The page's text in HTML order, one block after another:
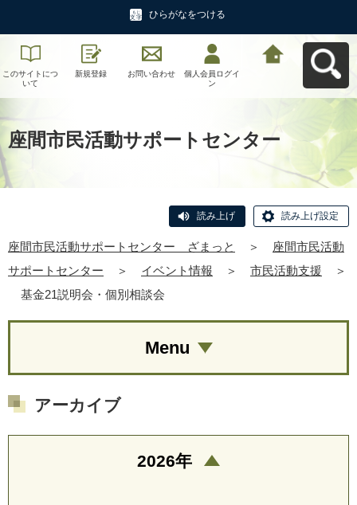
ひらがなをつける
このサイトにつ
いて
新規登録 お問い合わせ
個人会員ログイ
ン
座間市民活動サポートセンター
読み上げ 読み上げ設定
座間市民活動サポートセンター ざまっと ＞
座間市民活動
サポートセンター
＞ イベント情報 ＞ 市民活動支援
＞
基金21説明会・個別相談会
Menu
アーカイブ
2026年